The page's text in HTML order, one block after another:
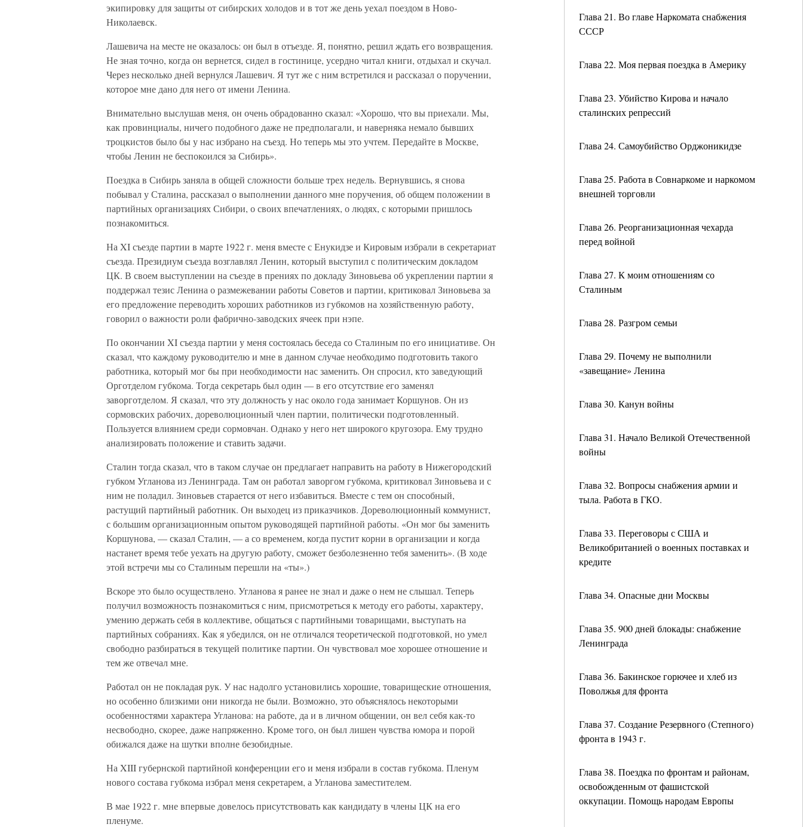
Глава 21. Во главе Наркомата снабжения
СССР
Глава 22. Моя первая поездка в Америку
Глава 23. Убийство Кирова и начало
сталинских репрессий
Глава 24. Самоубийство Орджоникидзе
Глава 25. Работа в Совнаркоме и наркомом
внешней торговли
Глава 26. Реорганизационная чехарда
перед войной
Глава 27. К моим отношениям со
Сталиным
Глава 28. Разгром семьи
Глава 29. Почему не выполнили
«завещание» Ленина
Глава 30. Канун войны
Глава 31. Начало Великой Отечественной
войны
Глава 32. Вопросы снабжения армии и
тыла. Работа в ГКО.
Глава 33. Переговоры с США и
Великобританией о военных поставках и
кредите
Глава 34. Опасные дни Москвы
Глава 35. 900 дней блокады: снабжение
Ленинграда
Глава 36. Бакинское горючее и хлеб из
Поволжья для фронта
Глава 37. Создание Резервного (Степного)
фронта в 1943 г.
Глава 38. Поездка по фронтам и районам,
освобожденным от фашистской
оккупации. Помощь народам Европы
экипировку для защиты от сибирских холодов и в тот же день уехал поездом в Ново-
Николаевск.
Лашевича на месте не оказалось: он был в отъезде. Я, понятно, решил ждать его возвращения.
Не зная точно, когда он вернется, сидел в гостинице, усердно читал книги, отдыхал и скучал.
Через несколько дней вернулся Лашевич. Я тут же с ним встретился и рассказал о поручении,
которое мне дано для него от имени Ленина.
Внимательно выслушав меня, он очень обрадованно сказал: «Хорошо, что вы приехали. Мы,
как провинциалы, ничего подобного даже не предполагали, и наверняка немало бывших
троцкистов было бы у нас избрано на съезд. Но теперь мы это учтем. Передайте в Москве,
чтобы Ленин не беспокоился за Сибирь».
Поездка в Сибирь заняла в общей сложности больше трех недель. Вернувшись, я снова
побывал у Сталина, рассказал о выполнении данного мне поручения, об общем положении в
партийных организациях Сибири, о своих впечатлениях, о людях, с которыми пришлось
познакомиться.
На XI съезде партии в марте 1922 г. меня вместе с Енукидзе и Кировым избрали в секретариат
съезда. Президиум съезда возглавлял Ленин, который выступил с политическим докладом
ЦК. В своем выступлении на съезде в прениях по докладу Зиновьева об укреплении партии я
поддержал тезис Ленина о размежевании работы Советов и партии, критиковал Зиновьева за
его предложение переводить хороших работников из губкомов на хозяйственную работу,
говорил о важности роли фабрично-заводских ячеек при нэпе.
По окончании XI съезда партии у меня состоялась беседа со Сталиным по его инициативе. Он
сказал, что каждому руководителю и мне в данном случае необходимо подготовить такого
работника, который мог бы при необходимости нас заменить. Он спросил, кто заведующий
Орготделом губкома. Тогда секретарь был один — в его отсутствие его заменял
заворготделом. Я сказал, что эту должность у нас около года занимает Коршунов. Он из
сормовских рабочих, дореволюционный член партии, политически подготовленный.
Пользуется влиянием среди сормовчан. Однако у него нет широкого кругозора. Ему трудно
анализировать положение и ставить задачи.
Сталин тогда сказал, что в таком случае он предлагает направить на работу в Нижегородский
губком Угланова из Ленинграда. Там он работал заворгом губкома, критиковал Зиновьева и с
ним не поладил. Зиновьев старается от него избавиться. Вместе с тем он способный,
растущий партийный работник. Он выходец из приказчиков. Дореволюционный коммунист,
с большим организационным опытом руководящей партийной работы. «Он мог бы заменить
Коршунова, — сказал Сталин, — а со временем, когда пустит корни в организации и когда
настанет время тебе уехать на другую работу, сможет безболезненно тебя заменить». (В ходе
этой встречи мы со Сталиным перешли на «ты».)
Вскоре это было осуществлено. Угланова я ранее не знал и даже о нем не слышал. Теперь
получил возможность познакомиться с ним, присмотреться к методу его работы, характеру,
умению держать себя в коллективе, общаться с партийными товарищами, выступать на
партийных собраниях. Как я убедился, он не отличался теоретической подготовкой, но умел
свободно разбираться в текущей политике партии. Он чувствовал мое хорошее отношение и
тем же отвечал мне.
Работал он не покладая рук. У нас надолго установились хорошие, товарищеские отношения,
но особенно близкими они никогда не были. Возможно, это объяснялось некоторыми
особенностями характера Угланова: на работе, да и в личном общении, он вел себя как-то
несвободно, скорее, даже напряженно. Кроме того, он был лишен чувства юмора и порой
обижался даже на шутки вполне безобидные.
На XIII губернской партийной конференции его и меня избрали в состав губкома. Пленум
нового состава губкома избрал меня секретарем, а Угланова заместителем.
В мае 1922 г. мне впервые довелось присутствовать как кандидату в члены ЦК на его
пленуме.